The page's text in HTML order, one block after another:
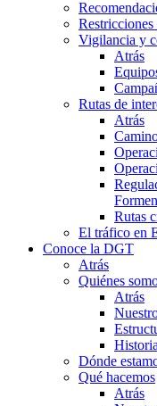
Vigilancia y
Atrás
Rutas de
Atrás
Rutas
El tráfico en
Conoce la DGT
Atrás
Quiénes
Atrás
Historia
Dónde
Qué hacemos
Atrás